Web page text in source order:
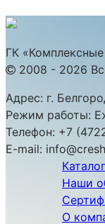
ГК
2008 - 2026
Адрес: г.
Режим работы:
Телефон: +7
E-mail:
Каталог
Наши
О